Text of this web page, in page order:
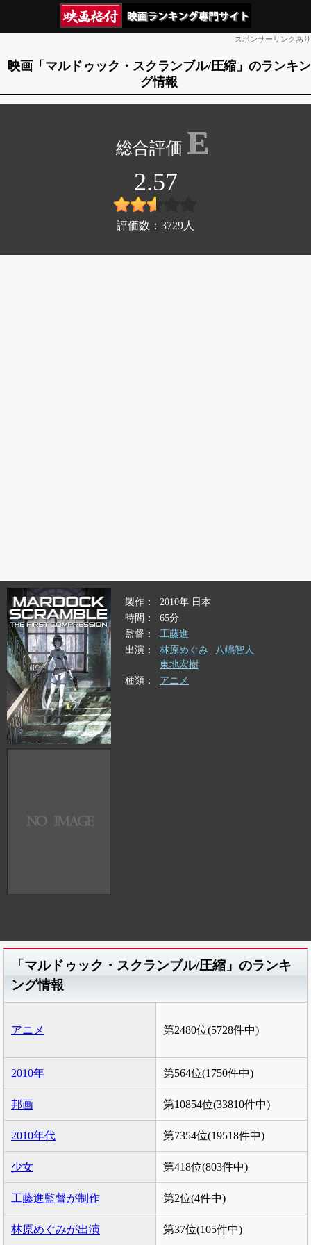
スポンサーリンクあり
映画「マルドゥック・スクランブル/圧縮」のランキン
グ情報
E
2.57
評価数： 3729 人
製作
2010年 日本
時間
65分
監督
工藤進
出演
林原めぐみ
八嶋智人
東地宏樹
種類
アニメ
「マルドゥック・スクランブル/圧縮」のランキ
ング情報
アニメ 第2480位(5728件中)
2010年 第564位(1750件中)
邦画 第10854位(33810件中)
2010年代 第7354位(19518件中)
少女 第418位(803件中)
工藤進監督が制作 第2位(4件中)
林原めぐみが出演 第37位(105件中)